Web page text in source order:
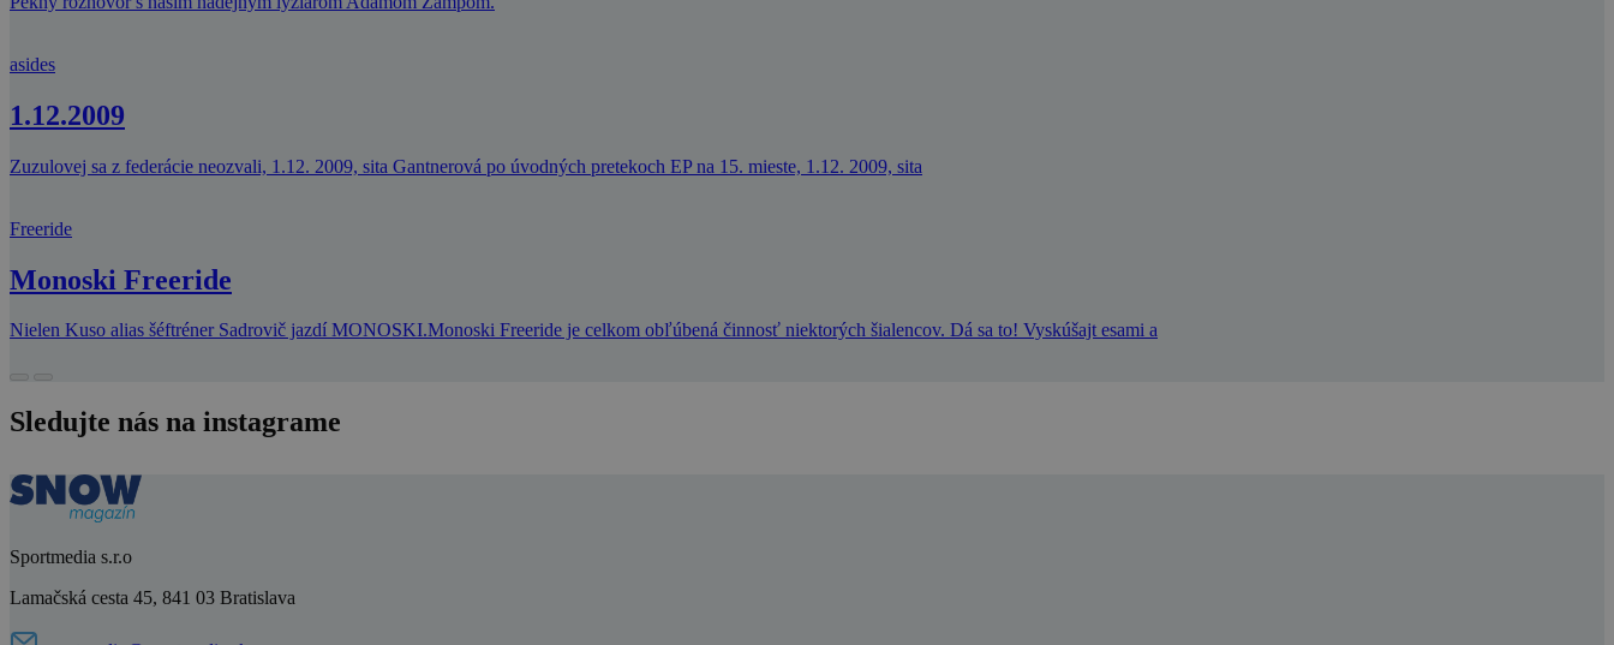
asides
1.12.2009
Zuzulovej sa z federácie neozvali, 1.12. 2009, sita Gantnerová po úvodných pretekoch EP na 15. mieste, 1.12. 2009, sita
Freeride
Monoski Freeride
Nielen Kuso alias šéftréner Sadrovič jazdí MONOSKI.Monoski Freeride je celkom obľúbená činnosť niektorých šialencov. Dá sa to! Vyskúšajt esami a
Sledujte nás na instagrame
Sportmedia s.r.o
Lamačská cesta 45, 841 03 Bratislava